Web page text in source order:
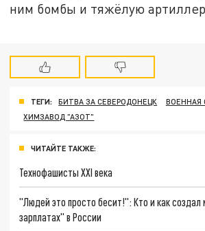
ним бомбы и тяжёлую
ТЕГИ: БИТВА ЗА СЕВЕРОДОНЕЦК
ВОЕННАЯ
ХИМЗАВОД "АЗОТ"
ЧИТАЙТЕ ТАКЖЕ:
Технофашисты XXI века
"Людей это просто бесит!": Кто и как
зарплатах" в России